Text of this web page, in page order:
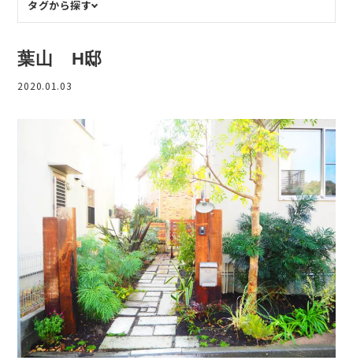
タグから探す
葉山 H邸
2020.01.03